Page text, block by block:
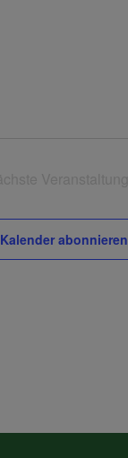
Kalender abonnieren